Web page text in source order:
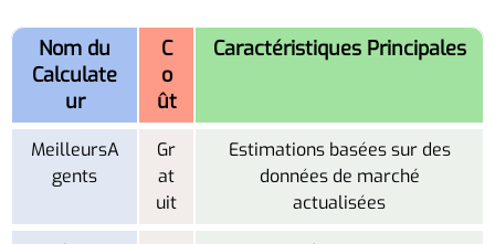
Nom du
Calculate
ur
C
o
ût
Caractéristiques Principales
MeilleursA
gents
Gr
at
uit
Estimations basées sur des
données de marché
actualisées